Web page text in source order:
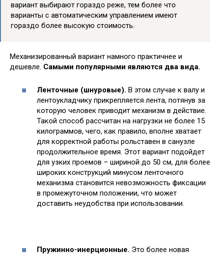
вариант выбирают гораздо реже, тем более что
варианты с автоматическим управлением имеют
гораздо более высокую стоимость.
Механизированный вариант намного практичнее и
дешевле. Самыми популярными являются два вида.
Ленточные (шнуровые). В этом случае к валу и
лентоукладчику прикрепляется лента, потянув за
которую человек приводит механизм в действие.
Такой способ рассчитан на нагрузки не более 15
килограммов, чего, как правило, вполне хватает
для корректной работы рольставен в санузле
продолжительное время. Этот вариант подойдет
для узких проемов – шириной до 50 см, для более
широких конструкций минусом ленточного
механизма становится невозможность фиксации
в промежуточном положении, что может
доставить неудобства при использовании.
Пружинно-инерционные. Это более новая